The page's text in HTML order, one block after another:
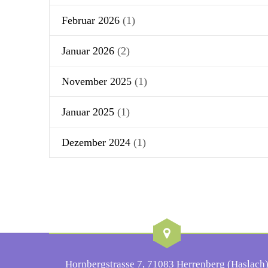
Februar 2026 (1)
Januar 2026 (2)
November 2025 (1)
Januar 2025 (1)
Dezember 2024 (1)
Hornbergstrasse 7, 71083 Herrenberg (Haslach)